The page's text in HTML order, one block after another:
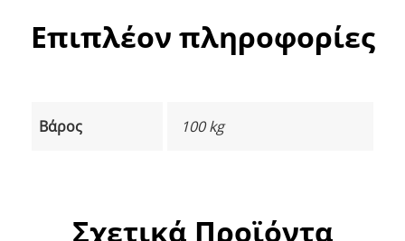
Επιπλέον πληροφορίες
Βάρος 100 kg
Σχετικά Προϊόντα